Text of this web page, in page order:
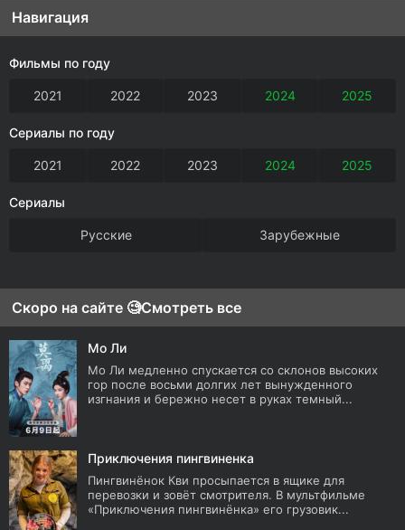
Навигация
Фильмы по году
2021 2022 2023 2024 2025
Сериалы по году
2021 2022 2023 2024 2025
Сериалы
Русские Зарубежные
Скоро на сайте 🧐Смотреть все
Мо Ли
Мо Ли медленно спускается со склонов высоких
гор после восьми долгих лет вынужденного
изгнания и бережно несет в руках темный...
Приключения пингвиненка
Пингвинёнок Кви просыпается в ящике для
перевозки и зовёт смотрителя. В мультфильме
«Приключения пингвинёнка» его грузовик...